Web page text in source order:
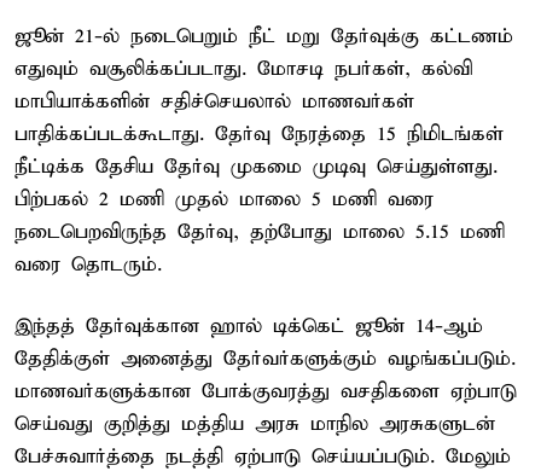
ஜூன் 21-ல் நடைபெறும் நீட் மறு தேர்வுக்கு கட்டணம்
எதுவும் வசூலிக்கப்படாது. மோசடி நபர்கள், கல்வி
மாபியாக்களின் சதிச்செயலால் மாணவர்கள்
பாதிக்கப்படக்கூடாது. தேர்வு நேரத்தை 15 நிமிடங்கள்
நீட்டிக்க தேசிய தேர்வு முகமை முடிவு செய்துள்ளது.
பிற்பகல் 2 மணி முதல் மாலை 5 மணி வரை
நடைபெறவிருந்த தேர்வு, தற்போது மாலை 5.15 மணி
வரை தொடரும்.
இந்தத் தேர்வுக்கான ஹால் டிக்கெட் ஜூன் 14-ஆம்
தேதிக்குள் அனைத்து தேர்வர்களுக்கும் வழங்கப்படும்.
மாணவர்களுக்கான போக்குவரத்து வசதிகளை ஏற்பாடு
செய்வது குறித்து மத்திய அரசு மாநில அரசுகளுடன்
பேச்சுவார்த்தை நடத்தி ஏற்பாடு செய்யப்படும். மேலும்